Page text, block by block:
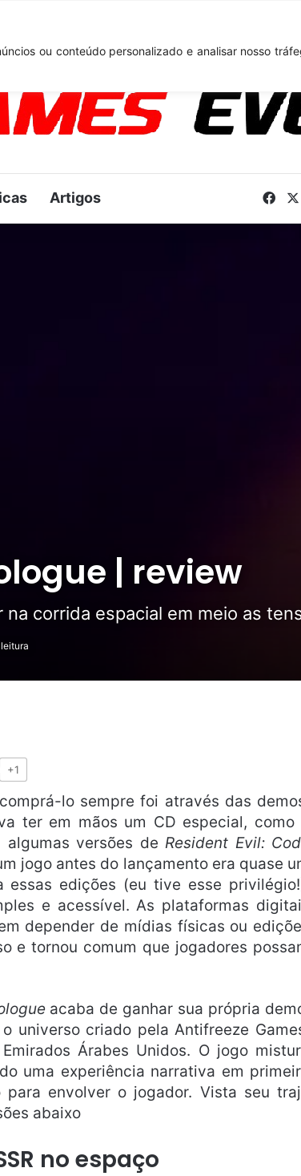
ou conteúdo personalizado e analisar nosso
Artigos
| review
corrida espacial em meio as
+1
lo sempre foi através das
ter em mãos um CD especial, como
algumas versões deResident Evil:
jogo antes do lançamento era quase
edições (eu tive esse
e acessível. As plataformas
depender de mídias físicas ou
e tornou comum que jogadores
acaba de ganhar sua própria
universo criado pela Antifreeze
Árabes Unidos. O jogo
uma experiência narrativa em
envolver o jogador. Vista seu
abaixo
no espaço